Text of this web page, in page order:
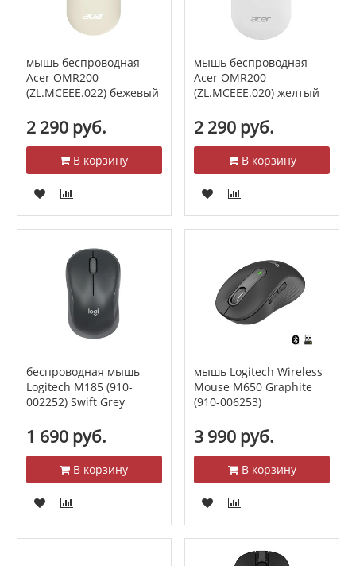
мышь беспроводная
Acer OMR200
(ZL.MCEEE.022) бежевый
2 290 руб.
В корзину
мышь беспроводная
Acer OMR200
(ZL.MCEEE.020) желтый
2 290 руб.
В корзину
беспроводная мышь
Logitech M185 (910-
002252) Swift Grey
1 690 руб.
В корзину
мышь Logitech Wireless
Mouse M650 Graphite
(910-006253)
3 990 руб.
В корзину